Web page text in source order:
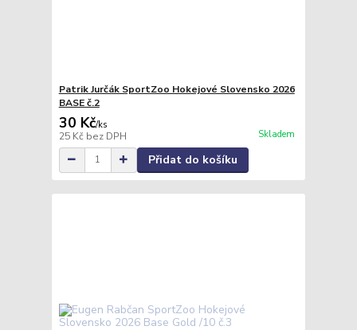
Patrik Jurčák SportZoo Hokejové Slovensko 2026
BASE č.2
30 Kč/ks
25 Kč bez DPH Skladem
Přidat do košíku